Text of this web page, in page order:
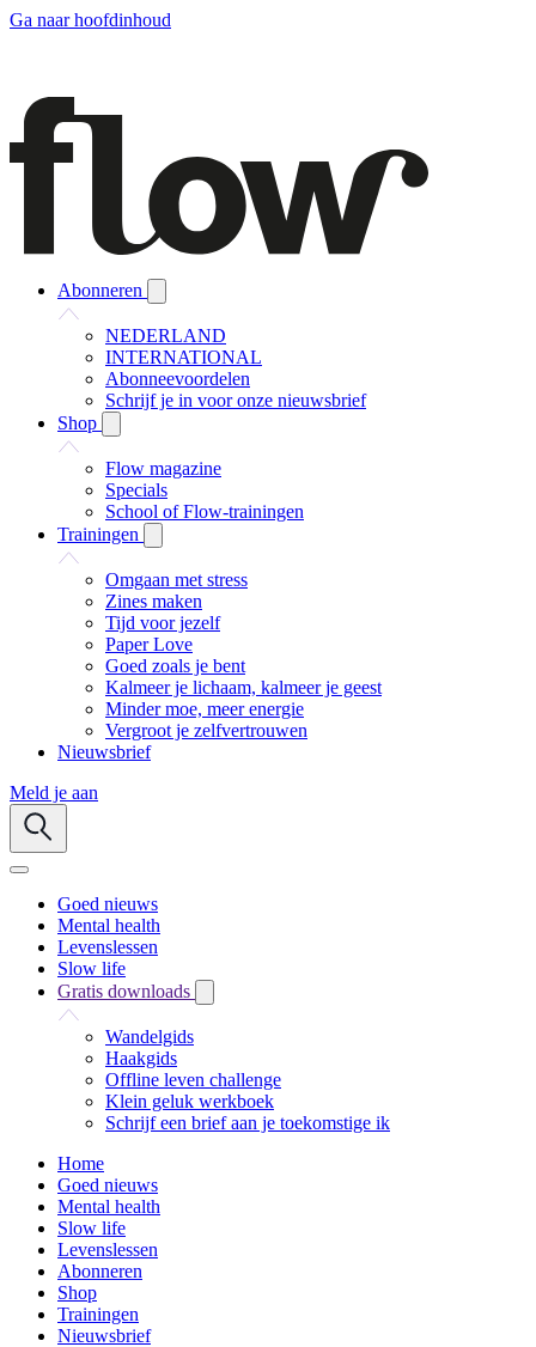
Ga naar hoofdinhoud
Abonneren
NEDERLAND
INTERNATIONAL
Abonneevoordelen
Schrijf je in voor onze nieuwsbrief
Shop
Flow magazine
Specials
School of Flow-trainingen
Trainingen
Omgaan met stress
Zines maken
Tijd voor jezelf
Paper Love
Goed zoals je bent
Kalmeer je lichaam, kalmeer je geest
Minder moe, meer energie
Vergroot je zelfvertrouwen
Nieuwsbrief
Meld je aan
Goed nieuws
Mental health
Levenslessen
Slow life
Gratis downloads
Wandelgids
Haakgids
Offline leven challenge
Klein geluk werkboek
Schrijf een brief aan je toekomstige ik
Home
Goed nieuws
Mental health
Slow life
Levenslessen
Abonneren
Shop
Trainingen
Nieuwsbrief